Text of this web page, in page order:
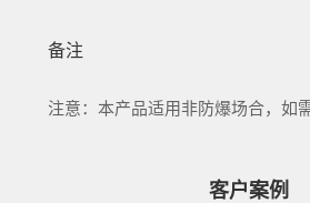
备注
注意：本产品适用非防爆场合，如
客户案例